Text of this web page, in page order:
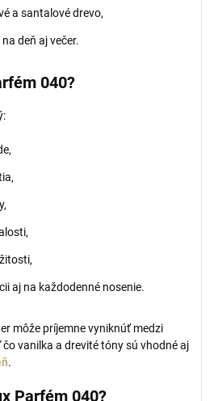
a santalové drevo,
deň aj večer.
040?
aj na každodenné nosenie.
môže príjemne vyniknúť medzi
čo vanilka a drevité tóny sú vhodné aj
.
Parfém 040?